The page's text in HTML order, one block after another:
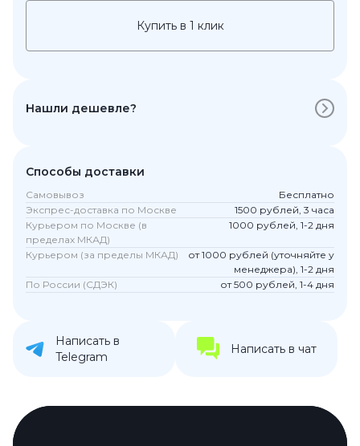
Купить в 1 клик
Нашли дешевле?
Способы доставки
Самовывоз
Бесплатно
Экспрес-доставка по Москве
1500 рублей, 3 часа
Курьером по Москве (в
пределах МКАД)
1000 рублей, 1-2 дня
Курьером (за пределы МКАД)
от 1000 рублей (уточняйте у
менеджера), 1-2 дня
По России (СДЭК)
от 500 рублей, 1-4 дня
Написать в
Telegram
Написать в чат